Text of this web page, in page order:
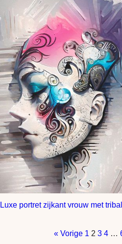
Luxe portret zijkant vrouw met
« Vorige 1 2 3 4 …